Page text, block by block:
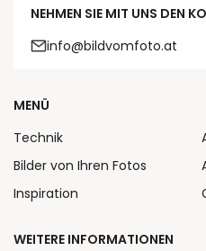
NEHMEN SIE MIT UNS DEN
info@bildvomfoto.at
MENÜ
Technik
Bilder von Ihren Fotos
Inspiration
WEITERE INFORMATIONEN